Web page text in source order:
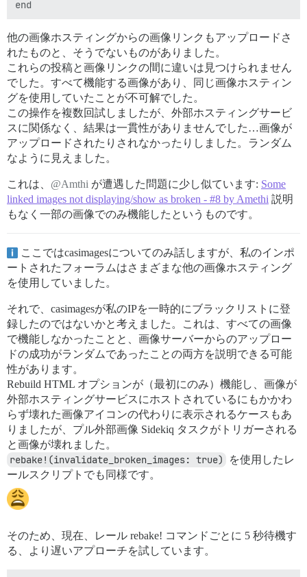
他の画像ホスティングからの画像リンクもアップロードさ
れたものと、そうでないものがありました。
これらの投稿と画像リンクの間に違いは見つけられません
でした。すべて機能する画像があり、同じ画像ホスティン
グを使用していたことが不可解でした。
この操作を複数回試しましたが、外部ホスティングサービ
スに関係なく、結果は一貫性がありませんでした…画像が
アップロードされたりされなかったりしました。ランダム
なように見えました。
これは、 @Amthi が遭遇した問題に少し似ています: Some
linked images not displaying/show as broken - #8 by Amethi 説明
もなく一部の画像でのみ機能したというものです。
ここではcasimagesについてのみ話しますが、私のインポ
ートされたフォーラムはさまざまな他の画像ホスティング
を使用していました。
それで、casimagesが私のIPを一時的にブラックリストに登
録したのではないかと考えました。これは、すべての画像
で機能しなかったことと、画像サーバーからのアップロー
ドの成功がランダムであったことの両方を説明できる可能
性があります。
Rebuild HTML オプションが（最初にのみ）機能し、画像が
外部ホスティングサービスにホストされているにもかかわ
らず壊れた画像アイコンの代わりに表示されるケースもあ
りましたが、プル外部画像 Sidekiq タスクがトリガーされる
と画像が壊れました。
rebake!(invalidate_broken_images: true)
を使用したレ
ールスクリプトでも同様です。
そのため、現在、レール rebake! コマンドごとに 5 秒待機す
る、より遅いアプローチを試しています。